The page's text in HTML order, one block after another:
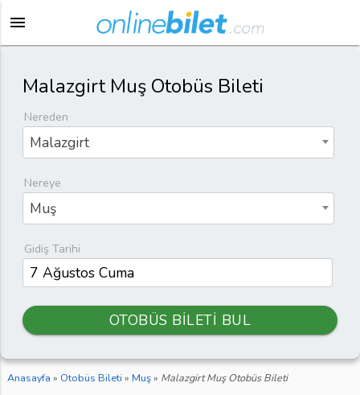
menu
Malazgirt Muş Otobüs Bileti
Nereden
Malazgirt
Nereye
Muş
Gidiş Tarihi
OTOBÜS BİLETİ BUL
Anasayfa » Otobüs Bileti » Muş» Malazgirt Muş Otobüs Bileti